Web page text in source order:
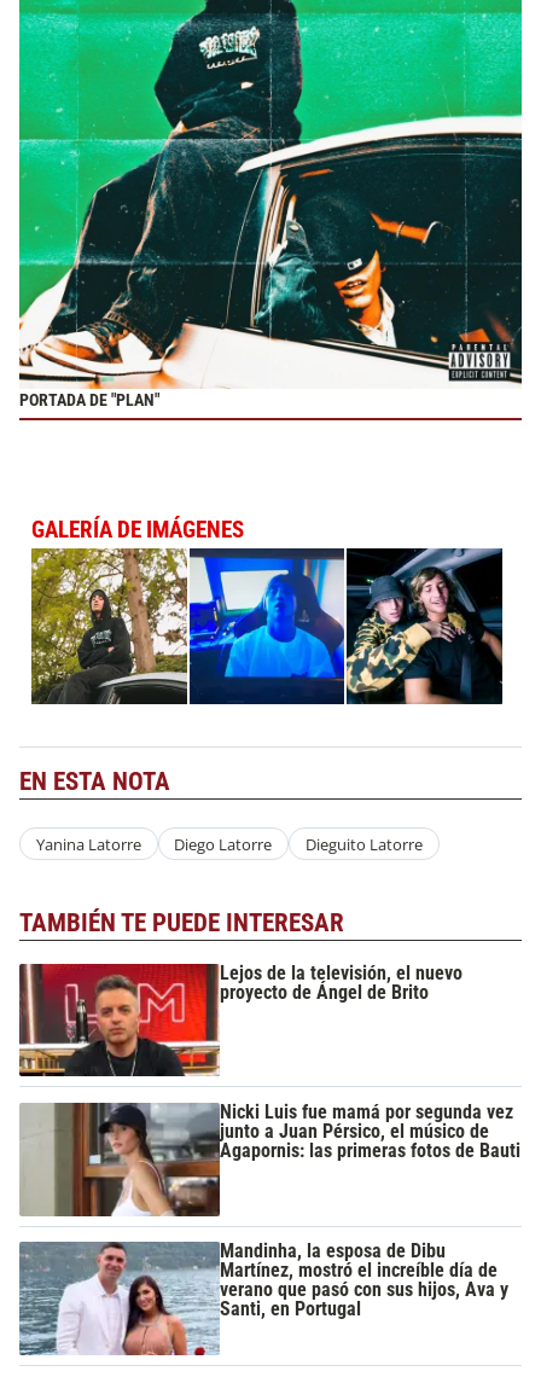
PORTADA DE "PLAN"
GALERÍA DE IMÁGENES
EN ESTA NOTA
Yanina Latorre Diego Latorre Dieguito Latorre
TAMBIÉN TE PUEDE INTERESAR
Lejos de la televisión, el nuevo
proyecto de Ángel de Brito
Nicki Luis fue mamá por segunda vez
junto a Juan Pérsico, el músico de
Agapornis: las primeras fotos de Bauti
Mandinha, la esposa de Dibu
Martínez, mostró el increíble día de
verano que pasó con sus hijos, Ava y
Santi, en Portugal